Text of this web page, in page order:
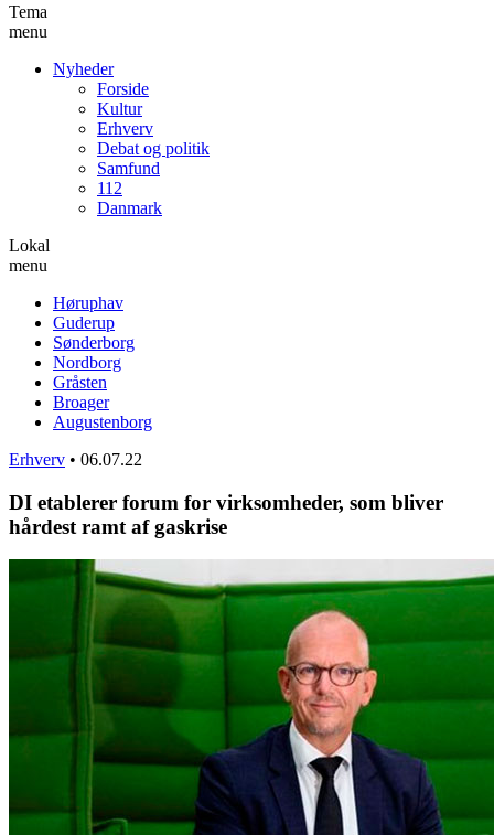
Tema
menu
Nyheder
Forside
Kultur
Erhverv
Debat og politik
Samfund
112
Danmark
Lokal
menu
Høruphav
Guderup
Sønderborg
Nordborg
Gråsten
Broager
Augustenborg
Erhverv • 06.07.22
DI etablerer forum for virksomheder, som bliver
hårdest ramt af gaskrise